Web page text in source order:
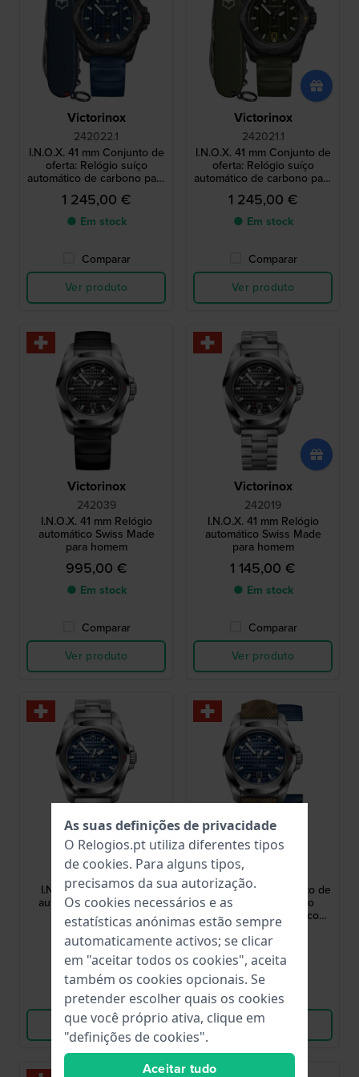
Victorinox
242022.1
I.N.O.X. 41 mm Conjunto de
oferta: Relógio suíço
automático de carbono para
homem com canivete
Victorinox
1 245,00 €
● Em stock
Comparar
Ver produto
Victorinox
242021.1
I.N.O.X. 41 mm Conjunto de
oferta: Relógio suíço
automático de carbono para
homem com canivete
Victorinox
1 245,00 €
● Em stock
Comparar
Ver produto
Victorinox
242039
I.N.O.X. 41 mm Relógio
automático Swiss Made
para homem
995,00 €
● Em stock
Comparar
Ver produto
Victorinox
242019
I.N.O.X. 41 mm Relógio
automático Swiss Made
para homem
1 145,00 €
● Em stock
Comparar
Ver produto
Victorinox
242020
I.N.O.X. 41 mm Relógio
automático Swiss Made
para homem
1 145,00 €
● Em stock
Comparar
Ver produto
Victorinox
242018.1
I.N.O.X. 41 mm Conjunto de
oferta: Relógio suíço
resistente a choques com
bracelete extra e carteira de
acessórios
1 145,00 €
● Em stock
Comparar
Ver produto
As suas definições de privacidade
O Relogios.pt utiliza diferentes tipos
de cookies. Para alguns tipos,
precisamos da sua autorização.
Os cookies necessários e as
estatísticas anónimas estão sempre
automaticamente activos; se clicar
em "aceitar todos os cookies", aceita
também os cookies opcionais. Se
pretender escolher quais os cookies
que você próprio ativa, clique em
"definições de cookies".
Aceitar tudo